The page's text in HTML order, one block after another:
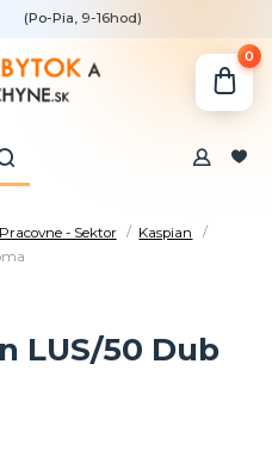
(Po-Pia, 9-16hod)
0
Pracovne - Sektor
Kaspian
LUS/50 Dub